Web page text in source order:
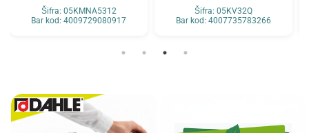
Šifra: 05KMNA5312
Bar kod: 4009729080917
Šifra: 05KV32Q
Bar kod: 4007735783266